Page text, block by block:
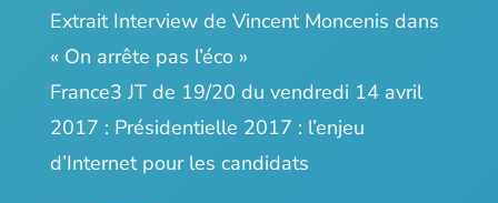
Extrait Interview de Vincent Moncenis dans
« On arrête pas l’éco »
France3 JT de 19/20 du vendredi 14 avril
2017 : Présidentielle 2017 : l’enjeu
d’Internet pour les candidats